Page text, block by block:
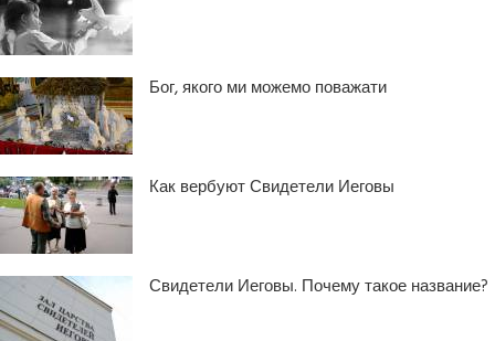
Бог, якого ми можемо поважати
Как вербуют Свидетели Иеговы
Свидетели Иеговы. Почему такое название?